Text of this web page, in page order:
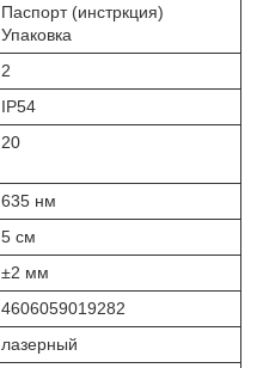
Паспорт (инстркция)
Упаковка
2
IP54
20
635 нм
5 см
±2 мм
4606059019282
лазерный